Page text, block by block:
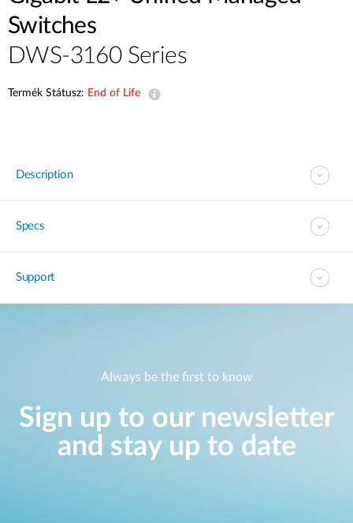
Switches
DWS-3160 Series
Termék Státusz: End of Life
Description
Specs
Support
Always be the first to know
Sign up to our newsletter
and stay up to date